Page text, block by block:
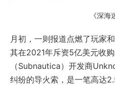
《深海
月初，一则报道点燃了玩家
其在2021年斥资5亿美元收购
（Subnautica）开发商
纠纷的导火索，是一笔高达